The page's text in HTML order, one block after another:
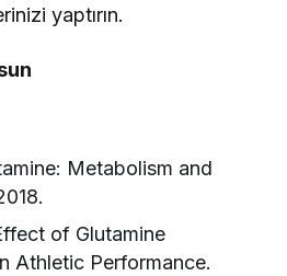
yaptırın.
Metabolism and
of Glutamine
Athletic Performance.